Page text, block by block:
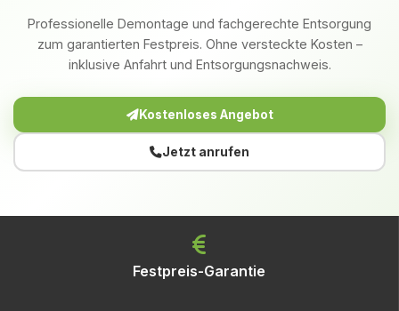
Professionelle Demontage und fachgerechte Entsorgung
zum garantierten Festpreis. Ohne versteckte Kosten –
inklusive Anfahrt und Entsorgungsnachweis.
Kostenloses Angebot
Jetzt anrufen
Festpreis-Garantie